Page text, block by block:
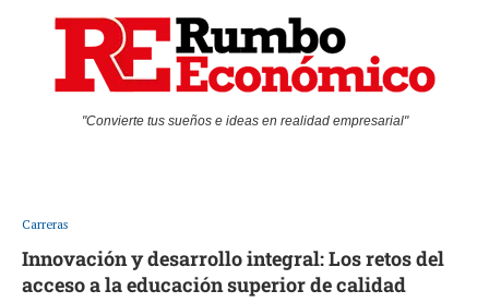
"Convierte tus sueños e ideas en realidad empresarial"
Carreras
Innovación y desarrollo integral: Los retos del
acceso a la educación superior de calidad